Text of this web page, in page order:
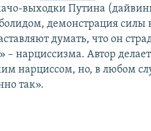
выходки Путина
демонстрация силы
думать, что он
– нарциссизма. Автор
нарциссом, но, в любом
так».